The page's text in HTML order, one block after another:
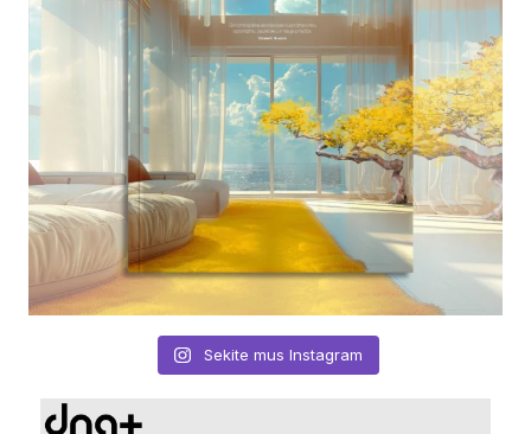
Sekite mus Instagram